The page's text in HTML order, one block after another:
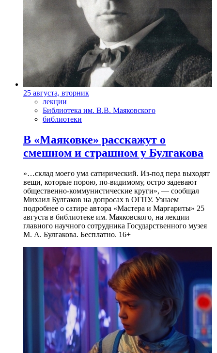
25 августа, вторник
лекции
Библиотека им. В.В. Маяковского
библиотеки
В «Маяковке» расскажут о
смешном и страшном у Булгакова
»…склад моего ума сатирический. Из-под пера выходят
вещи, которые порою, по-видимому, остро задевают
общественно-коммунистические круги», — сообщал
Михаил Булгаков на допросах в ОГПУ. Узнаем
подробнее о сатире автора «Мастера и Маргариты» 25
августа в библиотеке им. Маяковского, на лекции
главного научного сотрудника Государственного музея
М. А. Булгакова. Бесплатно. 16+